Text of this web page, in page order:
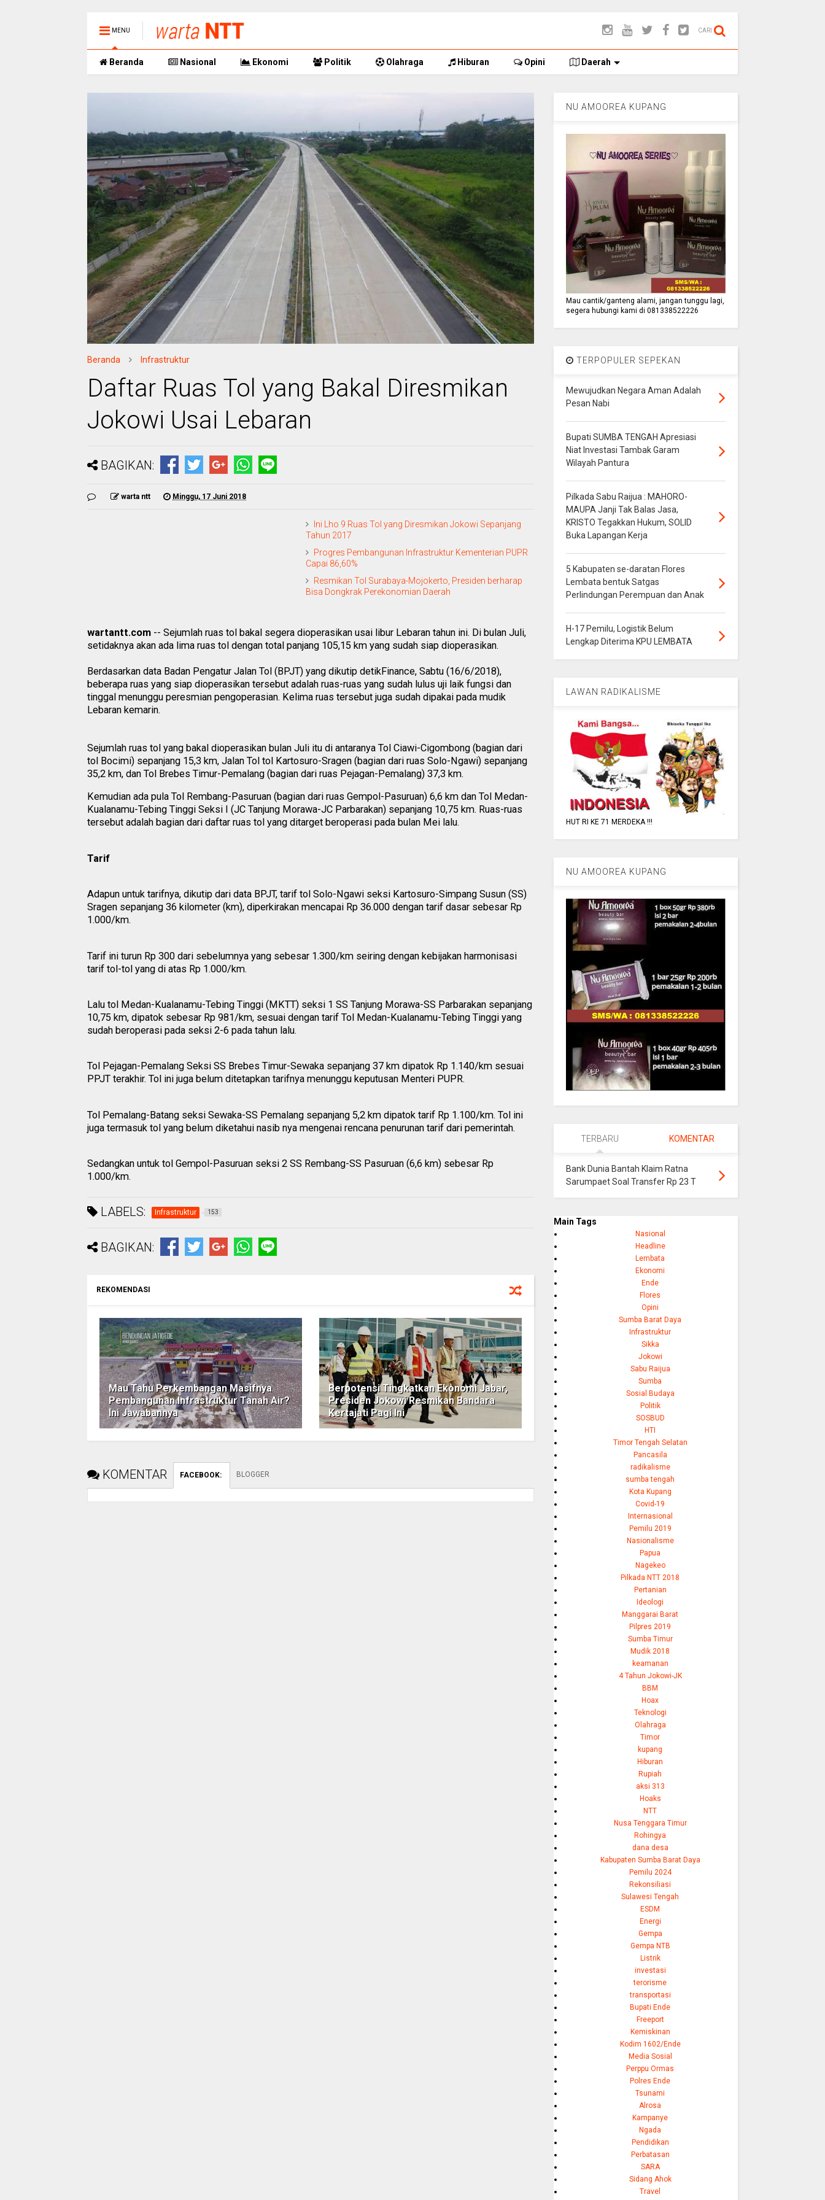
MENU CARI
Beranda Nasional Ekonomi Politik Olahraga Hiburan Opini Daerah
Beranda Infrastruktur
Daftar Ruas Tol yang Bakal Diresmikan
Jokowi Usai Lebaran
BAGIKAN:
warta ntt Minggu, 17 Juni 2018
Ini Lho 9 Ruas Tol yang Diresmikan Jokowi Sepanjang
Tahun 2017
Progres Pembangunan Infrastruktur Kementerian PUPR
Capai 86,60%
Resmikan Tol Surabaya-Mojokerto, Presiden berharap
Bisa Dongkrak Perekonomian Daerah
wartantt.com -- Sejumlah ruas tol bakal segera dioperasikan usai libur Lebaran tahun ini. Di bulan Juli,
setidaknya akan ada lima ruas tol dengan total panjang 105,15 km yang sudah siap dioperasikan.
Berdasarkan data Badan Pengatur Jalan Tol (BPJT) yang dikutip detikFinance, Sabtu (16/6/2018),
beberapa ruas yang siap dioperasikan tersebut adalah ruas-ruas yang sudah lulus uji laik fungsi dan
tinggal menunggu peresmian pengoperasian. Kelima ruas tersebut juga sudah dipakai pada mudik
Lebaran kemarin.
Sejumlah ruas tol yang bakal dioperasikan bulan Juli itu di antaranya Tol Ciawi-Cigombong (bagian dari
tol Bocimi) sepanjang 15,3 km, Jalan Tol tol Kartosuro-Sragen (bagian dari ruas Solo-Ngawi) sepanjang
35,2 km, dan Tol Brebes Timur-Pemalang (bagian dari ruas Pejagan-Pemalang) 37,3 km.
Kemudian ada pula Tol Rembang-Pasuruan (bagian dari ruas Gempol-Pasuruan) 6,6 km dan Tol Medan-
Kualanamu-Tebing Tinggi Seksi I (JC Tanjung Morawa-JC Parbarakan) sepanjang 10,75 km. Ruas-ruas
tersebut adalah bagian dari daftar ruas tol yang ditarget beroperasi pada bulan Mei lalu.
Tarif
Adapun untuk tarifnya, dikutip dari data BPJT, tarif tol Solo-Ngawi seksi Kartosuro-Simpang Susun (SS)
Sragen sepanjang 36 kilometer (km), diperkirakan mencapai Rp 36.000 dengan tarif dasar sebesar Rp
1.000/km.
Tarif ini turun Rp 300 dari sebelumnya yang sebesar 1.300/km seiring dengan kebijakan harmonisasi
tarif tol-tol yang di atas Rp 1.000/km.
Lalu tol Medan-Kualanamu-Tebing Tinggi (MKTT) seksi 1 SS Tanjung Morawa-SS Parbarakan sepanjang
10,75 km, dipatok sebesar Rp 981/km, sesuai dengan tarif Tol Medan-Kualanamu-Tebing Tinggi yang
sudah beroperasi pada seksi 2-6 pada tahun lalu.
Tol Pejagan-Pemalang Seksi SS Brebes Timur-Sewaka sepanjang 37 km dipatok Rp 1.140/km sesuai
PPJT terakhir. Tol ini juga belum ditetapkan tarifnya menunggu keputusan Menteri PUPR.
Tol Pemalang-Batang seksi Sewaka-SS Pemalang sepanjang 5,2 km dipatok tarif Rp 1.100/km. Tol ini
juga termasuk tol yang belum diketahui nasib nya mengenai rencana penurunan tarif dari pemerintah.
Sedangkan untuk tol Gempol-Pasuruan seksi 2 SS Rembang-SS Pasuruan (6,6 km) sebesar Rp
1.000/km.
LABELS: Infrastruktur 153
BAGIKAN:
REKOMENDASI
Mau Tahu Perkembangan Masifnya
Pembangunan Infrastruktur Tanah Air?
Ini Jawabannya
Berpotensi Tingkatkan Ekonomi Jabar,
Presiden Jokowi Resmikan Bandara
Kertajati Pagi Ini
KOMENTAR FACEBOOK: BLOGGER
NU AMOOREA KUPANG
Mau cantik/ganteng alami, jangan tunggu lagi,
segera hubungi kami di 081338522226
TERPOPULER SEPEKAN
Mewujudkan Negara Aman Adalah
Pesan Nabi
Bupati SUMBA TENGAH Apresiasi
Niat Investasi Tambak Garam
Wilayah Pantura
Pilkada Sabu Raijua : MAHORO-
MAUPA Janji Tak Balas Jasa,
KRISTO Tegakkan Hukum, SOLID
Buka Lapangan Kerja
5 Kabupaten se-daratan Flores
Lembata bentuk Satgas
Perlindungan Perempuan dan Anak
H-17 Pemilu, Logistik Belum
Lengkap Diterima KPU LEMBATA
LAWAN RADIKALISME
HUT RI KE 71 MERDEKA !!!
NU AMOOREA KUPANG
TERBARU KOMENTAR
Bank Dunia Bantah Klaim Ratna
Sarumpaet Soal Transfer Rp 23 T
Main Tags
Nasional
Headline
Lembata
Ekonomi
Ende
Flores
Opini
Sumba Barat Daya
Infrastruktur
Sikka
Jokowi
Sabu Raijua
Sumba
Sosial Budaya
Politik
SOSBUD
HTI
Timor Tengah Selatan
Pancasila
radikalisme
sumba tengah
Kota Kupang
Covid-19
Internasional
Pemilu 2019
Nasionalisme
Papua
Nagekeo
Pilkada NTT 2018
Pertanian
Ideologi
Manggarai Barat
Pilpres 2019
Sumba Timur
Mudik 2018
keamanan
4 Tahun Jokowi-JK
BBM
Hoax
Teknologi
Olahraga
Timor
kupang
Hiburan
Rupiah
aksi 313
Hoaks
NTT
Nusa Tenggara Timur
Rohingya
dana desa
Kabupaten Sumba Barat Daya
Pemilu 2024
Rekonsiliasi
Sulawesi Tengah
ESDM
Energi
Gempa
Gempa NTB
Listrik
investasi
terorisme
transportasi
Bupati Ende
Freeport
Kemiskinan
Kodim 1602/Ende
Media Sosial
Perppu Ormas
Polres Ende
Tsunami
Alrosa
Kampanye
Ngada
Pendidikan
Perbatasan
SARA
Sidang Ahok
Travel